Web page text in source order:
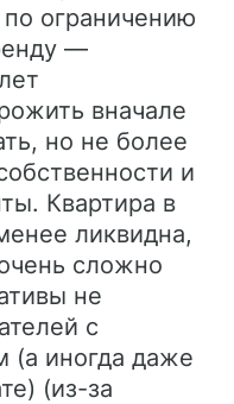
по ограничению
—
вначале
но не более
и
Квартира в
ликвидна,
сложно
не
с
(а иногда даже
(из-за